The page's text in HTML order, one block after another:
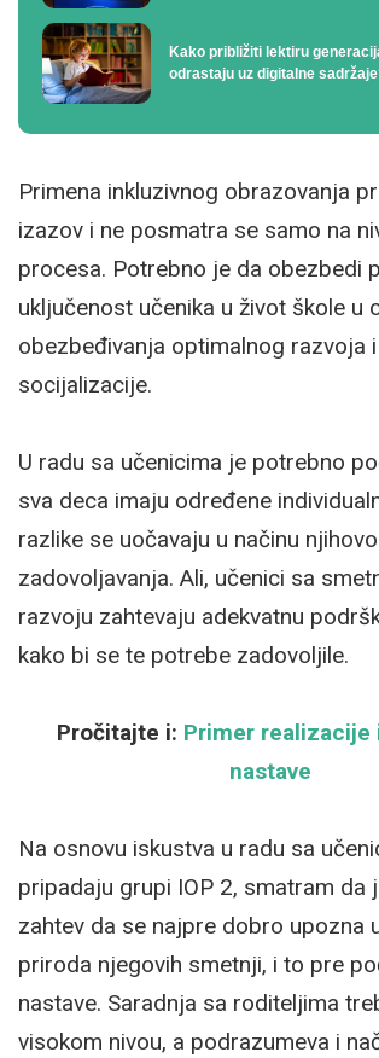
Kako približiti lektiru
odrastaju uz digitalne
Primena inkluzivnog obrazovanja
izazov i ne posmatra se samo na
procesa. Potrebno je da obezbedi
uključenost učenika u život škole u
obezbeđivanja optimalnog razvoja
socijalizacije.
U radu sa učenicima je potrebno
sva deca imaju određene
razlike se uočavaju u načinu
zadovoljavanja. Ali, učenici sa
razvoju zahtevaju adekvatnu
kako bi se te potrebe zadovoljile.
Pročitajte i: Primer realizacije
nastave
Na osnovu iskustva u radu sa
pripadaju grupi IOP 2, smatram da
zahtev da se najpre dobro upozna
priroda njegovih smetnji, i to pre
nastave. Saradnja sa roditeljima
visokom nivou, a podrazumeva i